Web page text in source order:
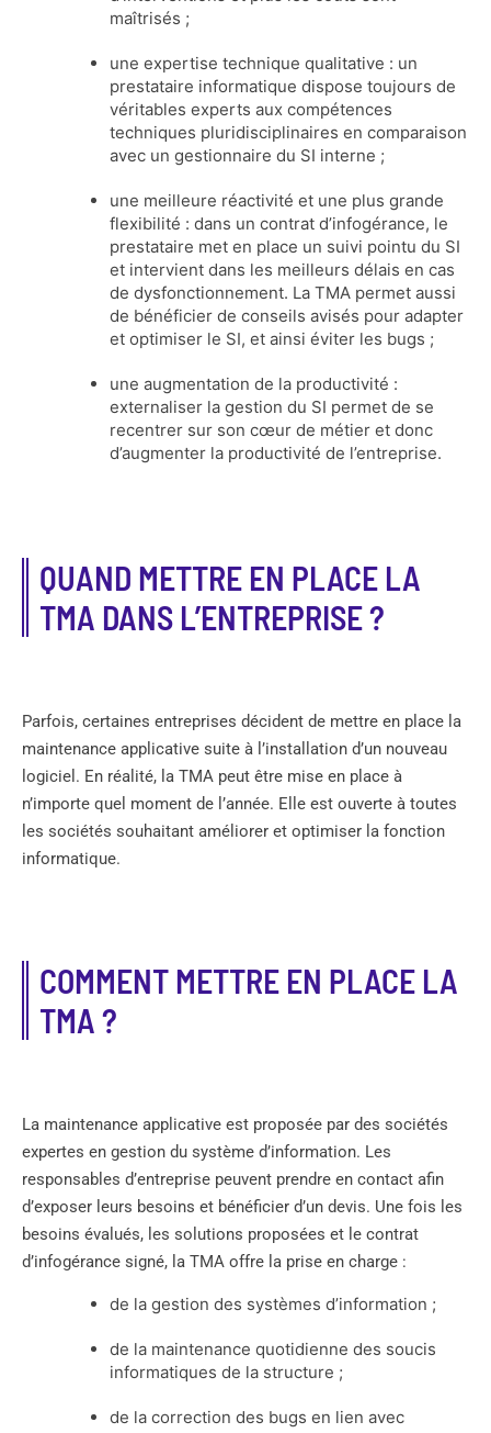
maîtrisés ;
une expertise technique qualitative : un
prestataire informatique dispose toujours de
véritables experts aux compétences
techniques pluridisciplinaires en comparaison
avec un gestionnaire du SI interne ;
une meilleure réactivité et une plus grande
flexibilité : dans un contrat d’infogérance, le
prestataire met en place un suivi pointu du SI
et intervient dans les meilleurs délais en cas
de dysfonctionnement. La TMA permet aussi
de bénéficier de conseils avisés pour adapter
et optimiser le SI, et ainsi éviter les bugs ;
une augmentation de la productivité :
externaliser la gestion du SI permet de se
recentrer sur son cœur de métier et donc
d’augmenter la productivité de l’entreprise.
QUAND METTRE EN PLACE LA
TMA DANS L’ENTREPRISE ?
Parfois, certaines entreprises décident de mettre en place la
maintenance applicative suite à l’installation d’un nouveau
logiciel. En réalité, la TMA peut être mise en place à
n’importe quel moment de l’année. Elle est ouverte à toutes
les sociétés souhaitant améliorer et optimiser la fonction
informatique.
COMMENT METTRE EN PLACE LA
TMA ?
La maintenance applicative est proposée par des sociétés
expertes en gestion du système d’information. Les
responsables d’entreprise peuvent prendre en contact afin
d’exposer leurs besoins et bénéficier d’un devis. Une fois les
besoins évalués, les solutions proposées et le contrat
d’infogérance signé, la TMA offre la prise en charge :
de la gestion des systèmes d’information ;
de la maintenance quotidienne des soucis
informatiques de la structure ;
de la correction des bugs en lien avec